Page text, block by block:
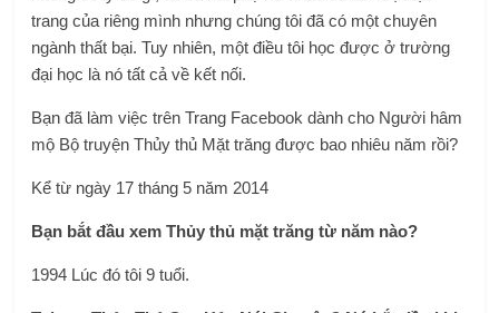
trang của riêng mình nhưng chúng tôi đã có một chuyên
ngành thất bại. Tuy nhiên, một điều tôi học được ở trường
đại học là nó tất cả về kết nối.
Bạn đã làm việc trên Trang Facebook dành cho Người hâm
mộ Bộ truyện Thủy thủ Mặt trăng được bao nhiêu năm rồi?
Kể từ ngày 17 tháng 5 năm 2014
Bạn bắt đầu xem Thủy thủ mặt trăng từ năm nào?
1994 Lúc đó tôi 9 tuổi.